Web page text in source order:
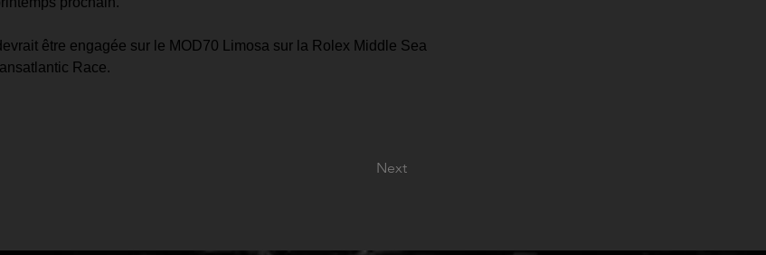
être engagée sur le MOD70 Limosa sur la Rolex Middle Sea
Race.
Next